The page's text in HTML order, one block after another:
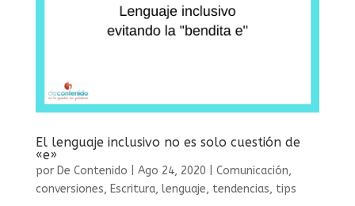
El lenguaje inclusivo no es solo cuestión de
«e»
por De Contenido Ago 24, 2020 Comunicación,
conversiones, Escritura, lenguaje, tendencias, tips